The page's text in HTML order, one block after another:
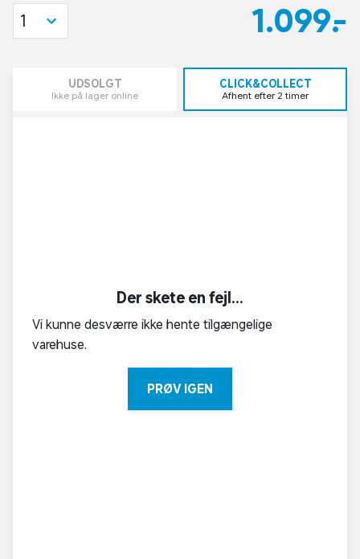
1.099,-
1
UDSOLGT
Ikke på lager online
CLICK&COLLECT
Afhent efter 2 timer
Der skete en fejl...
Vi kunne desværre ikke hente tilgængelige
varehuse.
PRØV IGEN